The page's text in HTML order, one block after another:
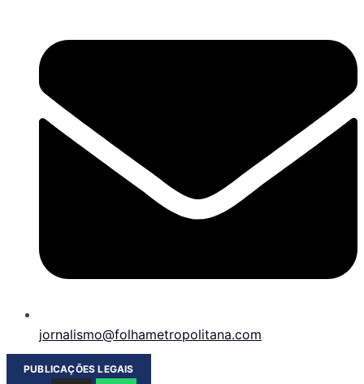
jornalismo@folhametropolitana.com
PUBLICAÇÕES LEGAIS